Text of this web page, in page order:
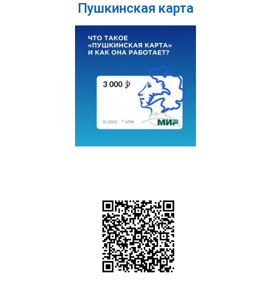
Пушкинская карта